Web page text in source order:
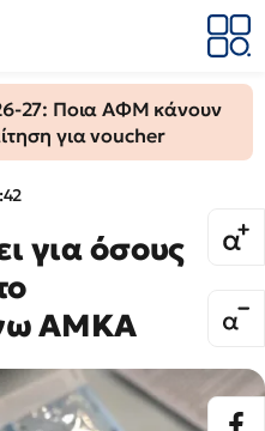
27: Ποια ΑΦΜ κάνουν
για voucher
για όσους
ΑΜΚΑ